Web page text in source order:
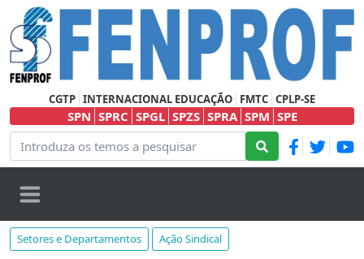
CGTP INTERNACIONAL EDUCAÇÃO FMTC CPLP-SE
SPN SPRC SPGL SPZS SPRA SPM SPE
Setores e Departamentos
Ação Sindical